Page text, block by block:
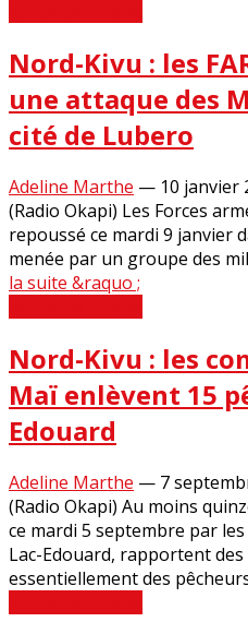
Nord-Kivu : les
une attaque des
cité de Lubero
Adeline Marthe — 10 janvier
(Radio Okapi) Les Forces
repoussé ce mardi 9 janvier
menée par un groupe des
la suite &raquo ;
Nord-Kivu : les
Maï enlèvent 15
Edouard
Adeline Marthe — 7
(Radio Okapi) Au moins
ce mardi 5 septembre par
Lac-Edouard, rapportent des
essentiellement des